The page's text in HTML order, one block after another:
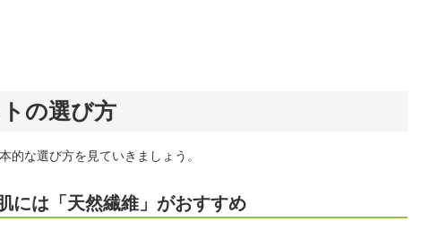
の選び方
的な選び方を見ていきましょう。
には「天然繊維」がおすすめ